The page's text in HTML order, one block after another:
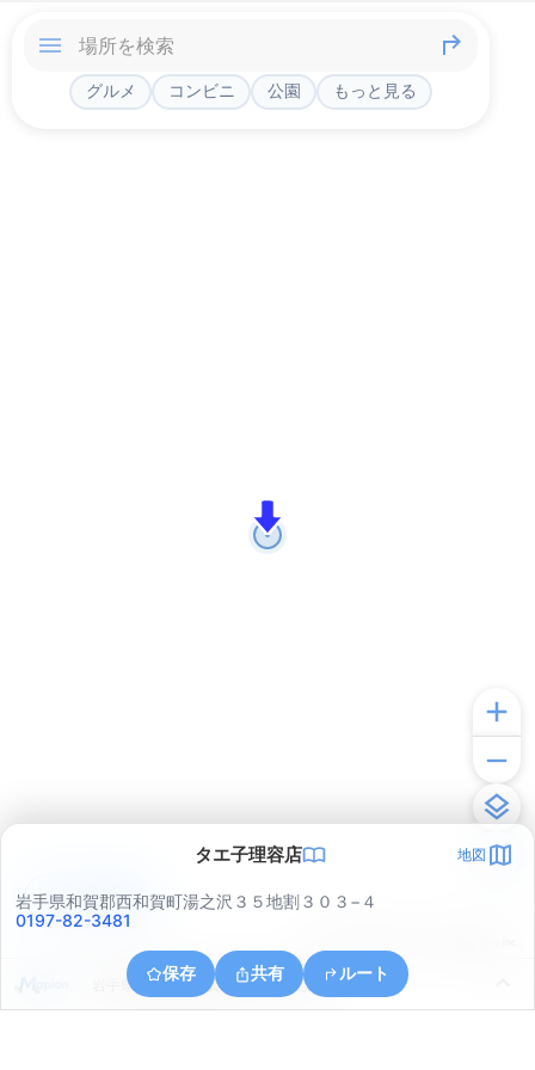
グルメ コンビニ 公園 もっと見る
タエ子理容店 地図
岩手県和賀郡西和賀町湯之沢３５地割３０３−４
0197-82-3481
保存 共有 ルート
岩手県和賀郡西和賀町川尻４０地割
アプリで見る